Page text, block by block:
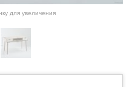
для увеличения